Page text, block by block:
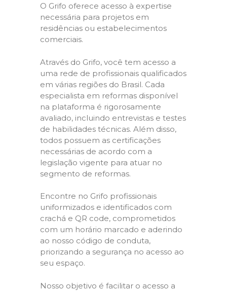
O Grifo oferece acesso à expertise
necessária para projetos em
residências ou estabelecimentos
comerciais.
Através do Grifo, você tem acesso a
uma rede de profissionais qualificados
em várias regiões do Brasil. Cada
especialista em reformas disponível
na plataforma é rigorosamente
avaliado, incluindo entrevistas e testes
de habilidades técnicas. Além disso,
todos possuem as certificações
necessárias de acordo com a
legislação vigente para atuar no
segmento de reformas.
Encontre no Grifo profissionais
uniformizados e identificados com
crachá e QR code, comprometidos
com um horário marcado e aderindo
ao nosso código de conduta,
priorizando a segurança no acesso ao
seu espaço.
Nosso objetivo é facilitar o acesso a